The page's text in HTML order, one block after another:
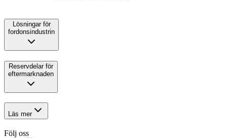
Lösningar för
fordonsindustrin
Reservdelar för
eftermarknaden
Läs mer
Följ oss